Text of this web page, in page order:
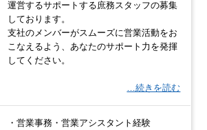
運営するサポートする庶務スタッフの募集
しております。
支社のメンバーがスムーズに営業活動をお
こなえるよう、あなたのサポート力を発揮
してください。
…続きを読む
・営業事務・営業アシスタント経験